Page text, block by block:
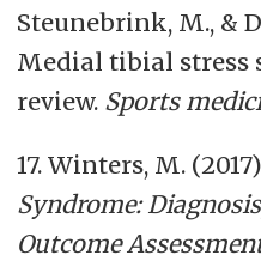
Steunebrink, M., &
Medial tibial stress
review. Sports
17. Winters, M.
Syndrome:
Outcome